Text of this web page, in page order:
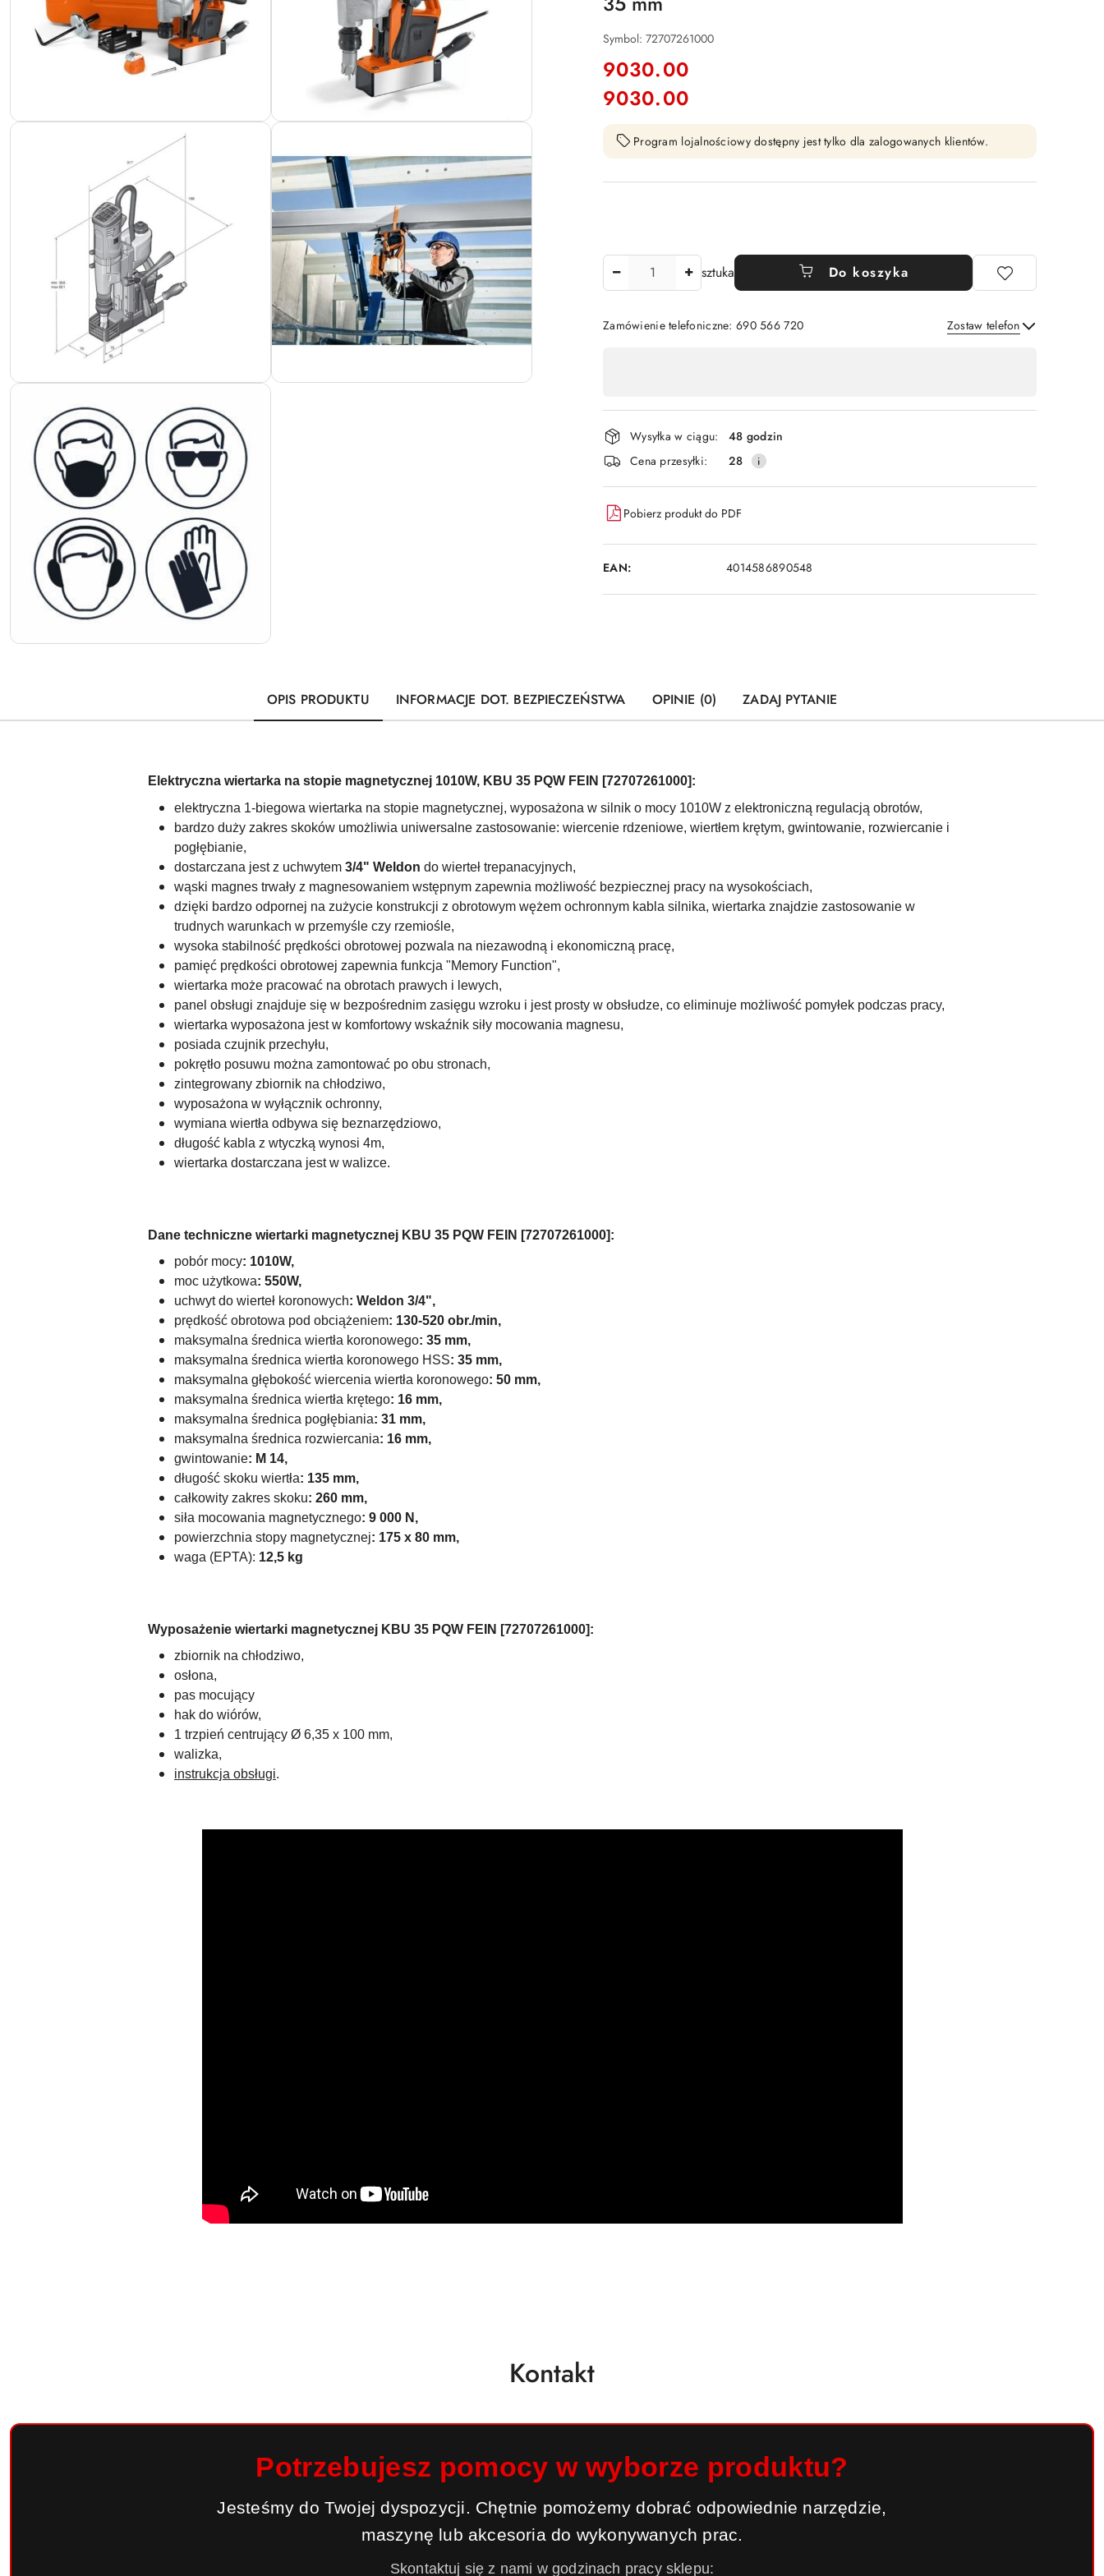
Symbol: 72707261000
cena:
9030.00
Cena:
9030.00
Program lojalnościowy dostępny jest tylko dla zalogowanych klientów.
sztuka Do koszyka
Zamówienie telefoniczne: 690 566 720 Zostaw telefon
płatność
i
dostawa
Wysyłka w ciągu:
48 godzin
Cena przesyłki:
28
Pobierz produkt do PDF
EAN: 4014586890548
OPIS PRODUKTU INFORMACJE DOT. BEZPIECZEŃSTWA OPINIE (0) ZADAJ PYTANIE
Elektryczna wiertarka na stopie magnetycznej 1010W, KBU 35 PQW FEIN [72707261000]:
elektryczna 1-biegowa wiertarka na stopie magnetycznej, wyposażona w silnik o mocy 1010W z elektroniczną regulacją obrotów,
bardzo duży zakres skoków umożliwia uniwersalne zastosowanie: wiercenie rdzeniowe, wiertłem krętym, gwintowanie, rozwiercanie i
pogłębianie,
dostarczana jest z uchwytem 3/4" Weldon do wierteł trepanacyjnych,
wąski magnes trwały z magnesowaniem wstępnym zapewnia możliwość bezpiecznej pracy na wysokościach,
dzięki bardzo odpornej na zużycie konstrukcji z obrotowym wężem ochronnym kabla silnika, wiertarka znajdzie zastosowanie w
trudnych warunkach w przemyśle czy rzemiośle,
wysoka stabilność prędkości obrotowej pozwala na niezawodną i ekonomiczną pracę,
pamięć prędkości obrotowej zapewnia funkcja "Memory Function",
wiertarka może pracować na obrotach prawych i lewych,
panel obsługi znajduje się w bezpośrednim zasięgu wzroku i jest prosty w obsłudze, co eliminuje możliwość pomyłek podczas pracy,
wiertarka wyposażona jest w komfortowy wskaźnik siły mocowania magnesu,
posiada czujnik przechyłu,
pokrętło posuwu można zamontować po obu stronach,
zintegrowany zbiornik na chłodziwo,
wyposażona w wyłącznik ochronny,
wymiana wiertła odbywa się beznarzędziowo,
długość kabla z wtyczką wynosi 4m,
wiertarka dostarczana jest w walizce.
Dane techniczne wiertarki magnetycznej KBU 35 PQW FEIN [72707261000]:
pobór mocy: 1010W,
moc użytkowa: 550W,
uchwyt do wierteł koronowych: Weldon 3/4",
prędkość obrotowa pod obciążeniem: 130-520 obr./min,
maksymalna średnica wiertła koronowego: 35 mm,
maksymalna średnica wiertła koronowego HSS: 35 mm,
maksymalna głębokość wiercenia wiertła koronowego: 50 mm,
maksymalna średnica wiertła krętego: 16 mm,
maksymalna średnica pogłębiania: 31 mm,
maksymalna średnica rozwiercania: 16 mm,
gwintowanie: M 14,
długość skoku wiertła: 135 mm,
całkowity zakres skoku: 260 mm,
siła mocowania magnetycznego: 9 000 N,
powierzchnia stopy magnetycznej: 175 x 80 mm,
waga (EPTA): 12,5 kg
Wyposażenie wiertarki magnetycznej KBU 35 PQW FEIN [72707261000]:
zbiornik na chłodziwo,
osłona,
pas mocujący
hak do wiórów,
1 trzpień centrujący Ø 6,35 x 100 mm,
walizka,
instrukcja obsługi.
Kontakt
Potrzebujesz pomocy w wyborze produktu?
Jesteśmy do Twojej dyspozycji. Chętnie pomożemy dobrać odpowiednie narzędzie,
maszynę lub akcesoria do wykonywanych prac.
Skontaktuj się z nami w godzinach pracy sklepu: